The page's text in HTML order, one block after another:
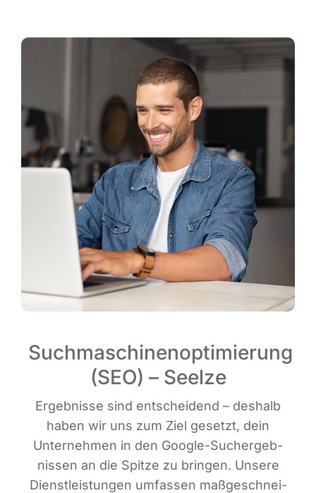
Suchmaschinenoptimierung
(SEO) – Seelze
Ergeb­nis­se sind ent­schei­dend – des­halb
haben wir uns zum Ziel gesetzt, dein
Unter­neh­men in den Goog­le-Such­ergeb­
nis­sen an die Spit­ze zu brin­gen. Unse­re
Dienst­leis­tun­gen umfas­sen maß­ge­schnei­